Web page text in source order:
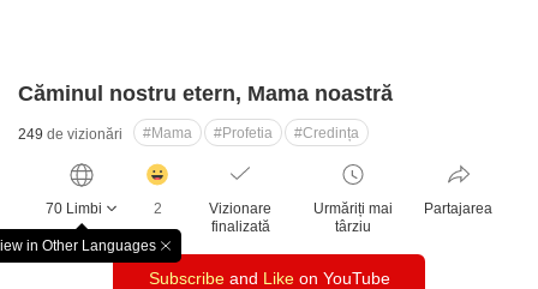
Căminul nostru etern, Mama noastră
249 de vizionări #Mama #Profetia #Credința
70 Limbi
in Other Languages
창
닫
릭
수
2
Vizionare
finalizată
Urmăriți mai
târziu
Partajarea
Subscribeand Likeon YouTube